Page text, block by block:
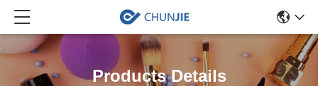
Products Details